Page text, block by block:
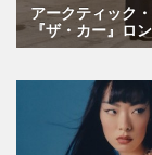
アークティック
『ザ・カー』ロ